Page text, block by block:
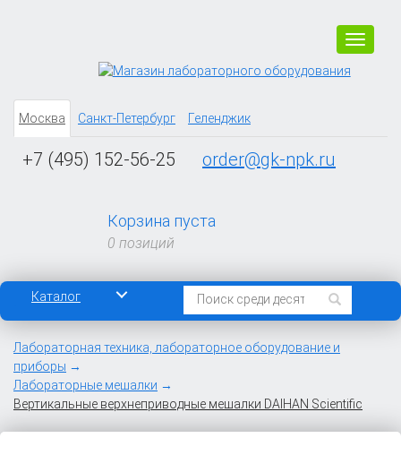
Москва Санкт-Петербург Геленджик
+7 (495) 152-56-25 order@gk-npk.ru
Корзина пуста
0 позиций
Каталог
Лабораторная техника, лабораторное оборудование и
приборы
Лабораторные мешалки
Вертикальные верхнеприводные мешалки DAIHAN Scientific